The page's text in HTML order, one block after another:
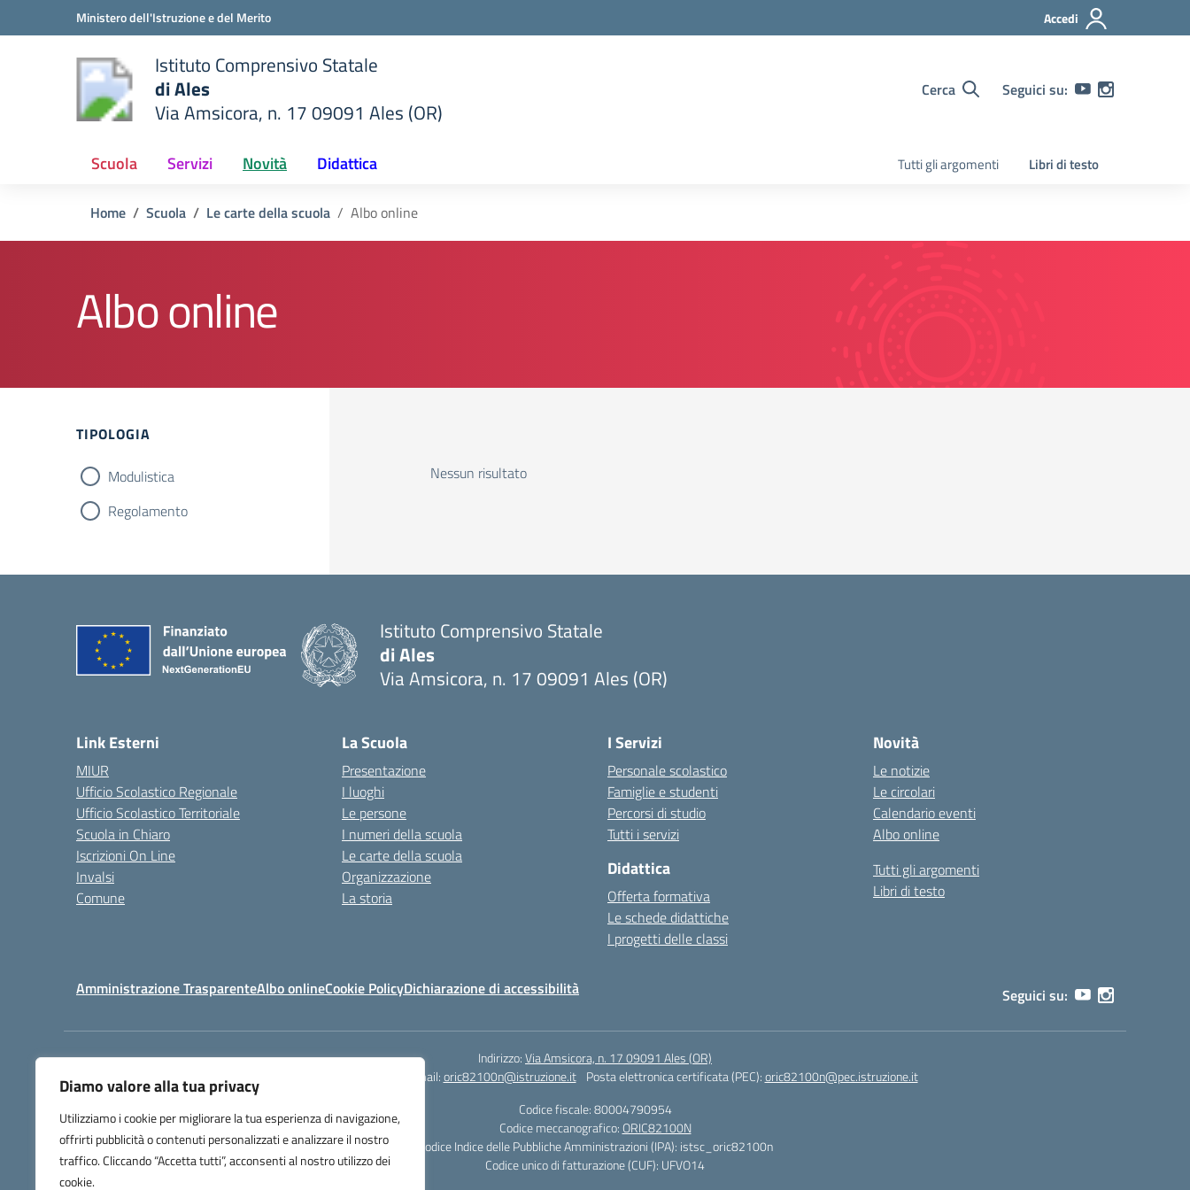
Diamo valore alla tua privacy
Utilizziamo i cookie per migliorare la tua esperienza di navigazione,
offrirti pubblicità o contenuti personalizzati e analizzare il nostro
traffico. Cliccando “Accetta tutti”, acconsenti al nostro utilizzo dei
cookie.
Vai ai contenuti
Vai al menu di navigazioneMinistero dell'Istruzione e del Merito Accedi
scuola
Istituto Comprensivo Statale
di Ales
Via Amsicora, n. 17 09091 Ales (OR)
Cerca Seguici su:
Scuola Servizi Novità Didattica Tutti gli argomenti Libri di testo
Home Scuola Le carte della scuola Albo online
Albo online
Filtri
TIPOLOGIA
Modulistica
Regolamento
Nessun risultato
Istituto Comprensivo Statale
di Ales
Via Amsicora, n. 17 09091 Ales (OR)
Link Esterni
MIUR
Ufficio Scolastico Regionale
Ufficio Scolastico Territoriale
Scuola in Chiaro
Iscrizioni On Line
Invalsi
Comune
La Scuola
Presentazione
I luoghi
Le persone
I numeri della scuola
Le carte della scuola
Organizzazione
La storia
I Servizi
Personale scolastico
Famiglie e studenti
Percorsi di studio
Tutti i servizi
Didattica
Offerta formativa
Le schede didattiche
I progetti delle classi
Novità
Le notizie
Le circolari
Calendario eventi
Albo online
Tutti gli argomenti
Libri di testo
Amministrazione TrasparenteAlbo onlineCookie PolicyDichiarazione di accessibilità Seguici su:
Indirizzo:Via Amsicora, n. 17 09091 Ales (OR)
Email:oric82100n@istruzione.it Posta elettronica certificata (PEC):oric82100n@pec.istruzione.it
Codice fiscale: 80004790954
Codice meccanografico: ORIC82100N
Codice Indice delle Pubbliche Amministrazioni (IPA): istsc_oric82100n
Codice unico di fatturazione (CUF): UFVO14